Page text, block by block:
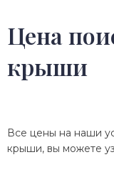
Цена
крыши
Все цены на наши
крыши, вы можете